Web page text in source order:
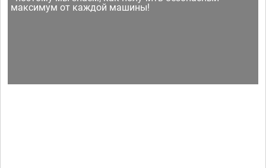
максимум от каждой машины!